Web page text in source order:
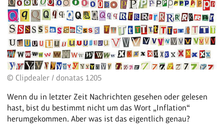
© Clipdealer / donatas 1205
Wenn du in letzter Zeit Nachrichten gesehen oder gelesen
hast, bist du bestimmt nicht um das Wort „Inflation“
herumgekommen. Aber was ist das eigentlich genau?